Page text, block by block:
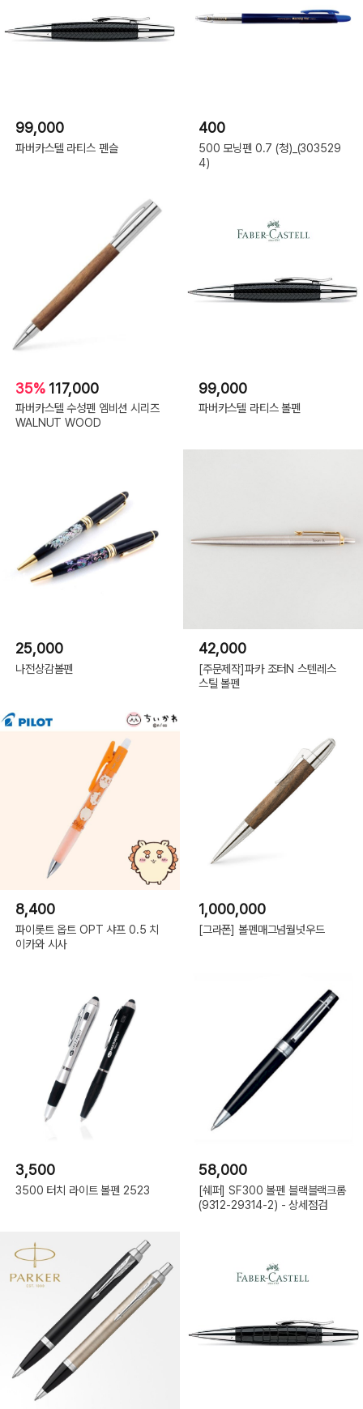
99,000
파버카스텔 라티스 펜슬
400
500 모닝펜 0.7 (청)_(303529
4)
35% 117,000
파버카스텔 수성펜 엠비션 시리즈
WALNUT WOOD
99,000
파버카스텔 라티스 볼펜
25,000
나전상감볼펜
42,000
[주문제작]파카 조터N 스텐레스
스틸 볼펜
8,400
파이롯트 옵트 OPT 샤프 0.5 치
이카와 시사
1,000,000
[그라폰] 볼펜매그넘월넛우드
3,500
3500 터치 라이트 볼펜 2523
58,000
[쉐퍼] SF300 볼펜 블랙블랙크롬
(9312-29314-2) - 상세점검